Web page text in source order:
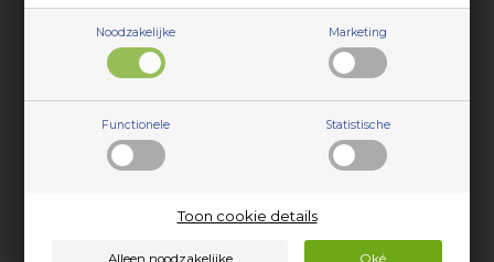
Noodzakelijke Marketing
Functionele Statistische
Toon cookie details
KBG40
KBGC982AO
KBGC982AO - 741.81
KBT741
KGBT741.02/A
Technivorm